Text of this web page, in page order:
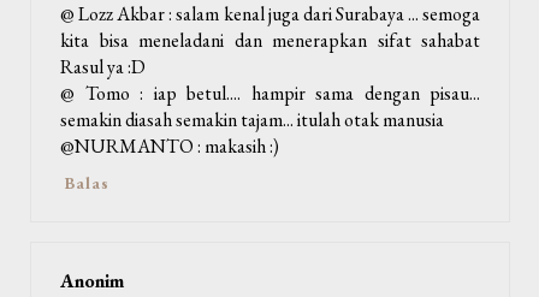
@ Lozz Akbar : salam kenal juga dari Surabaya ... semoga
kita bisa meneladani dan menerapkan sifat sahabat
Rasul ya :D
@ Tomo : iap betul.... hampir sama dengan pisau...
semakin diasah semakin tajam... itulah otak manusia
@NURMANTO : makasih :)
Balas
Anonim